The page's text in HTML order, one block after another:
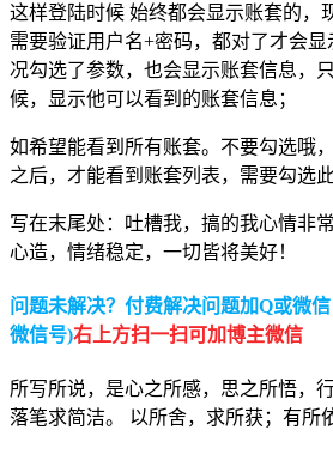
这样登陆时候 始终都会显示账套的，
需要验证用户名+密码，都对了才会
况勾选了参数，也会显示账套信息，
候，显示他可以看到的账套信息；
如希望能看到所有账套。不要勾选哦
之后，才能看到账套列表，需要勾选此
写在末尾处：吐槽我，搞的我心情非
心造，情绪稳定，一切皆将美好！
问题未解决？付费解决问题加Q或微信
微信号)右上方扫一扫可加博主微信
所写所说，是心之所感，思之所悟，
落笔求简洁。 以所舍，求所获；有所